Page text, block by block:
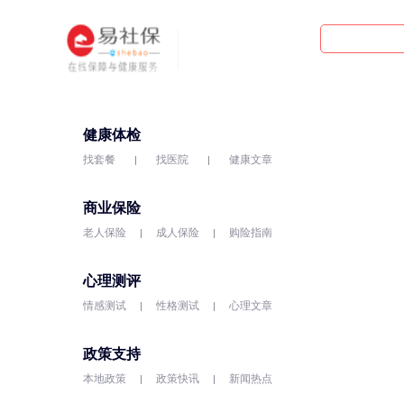
健康体检
找套餐 找医院 健康文章
商业保险
老人保险 成人保险 购险指南
心理测评
情感测试 性格测试 心理文章
政策支持
本地政策 政策快讯 新闻热点